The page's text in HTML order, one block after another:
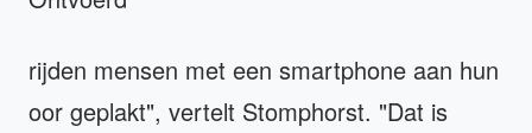
rijden mensen met een smartphone aan hun
oor geplakt", vertelt Stomphorst. "Dat is